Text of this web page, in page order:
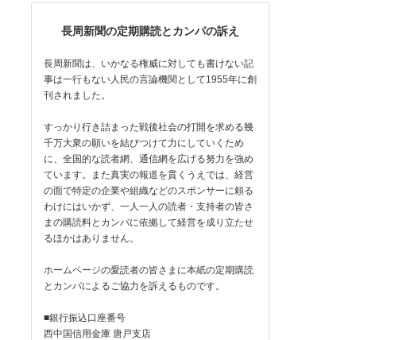
長周新聞の定期購読とカンパの訴え
長周新聞は、いかなる権威に対しても書けない記
事は一行もない人民の言論機関として1955年に創
刊されました。
すっかり行き詰まった戦後社会の打開を求める幾
千万大衆の願いを結びつけて力にしていくため
に、全国的な読者網、通信網を広げる努力を強め
ています。また真実の報道を貫くうえでは、経営
の面で特定の企業や組織などのスポンサーに頼る
わけにはいかず、一人一人の読者・支持者の皆さ
まの購読料とカンパに依拠して経営を成り立たせ
るほかはありません。
ホームページの愛読者の皆さまに本紙の定期購読
とカンパによるご協力を訴えるものです。
■銀行振込口座番号
西中国信用金庫 唐戸支店